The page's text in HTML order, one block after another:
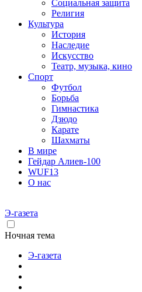
Социальная защита
Религия
Культура
История
Наследие
Искусство
Театр, музыка, кино
Спорт
Футбол
Борьба
Гимнастика
Дзюдо
Карате
Шахматы
В мире
Гейдар Алиев-100
WUF13
О нас
Э-газета
Ночная тема
Э-газета